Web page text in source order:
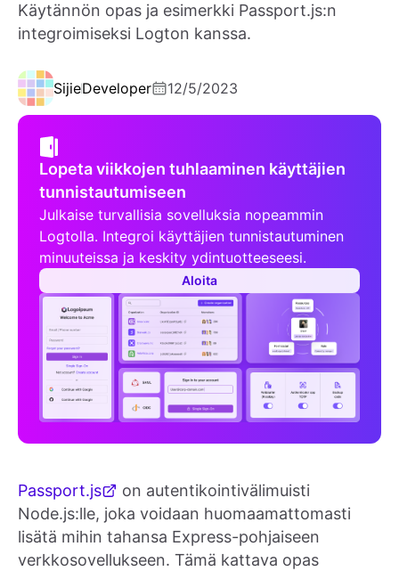
Käytännön opas ja esimerkki Passport.js:n
integroimiseksi Logton kanssa.
SijieDeveloper 12/5/2023
Lopeta viikkojen tuhlaaminen käyttäjien
tunnistautumiseen
Julkaise turvallisia sovelluksia nopeammin
Logtolla. Integroi käyttäjien tunnistautuminen
minuuteissa ja keskity ydintuotteeseesi.
Aloita
Passport.js
on autentikointivälimuisti
Node.js:lle, joka voidaan huomaamattomasti
lisätä mihin tahansa Express-pohjaiseen
verkkosovellukseen. Tämä kattava opas